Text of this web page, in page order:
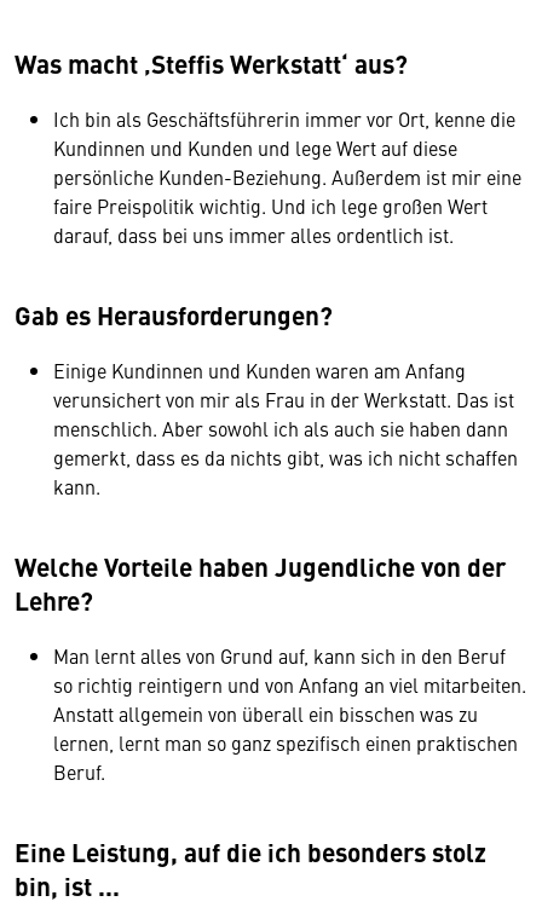
Was macht ‚Steffis Werkstatt‘ aus?
Ich bin als Geschäftsführerin immer vor Ort, kenne die
Kundinnen und Kunden und lege Wert auf diese
persönliche Kunden-Beziehung. Außerdem ist mir eine
faire Preispolitik wichtig. Und ich lege großen Wert
darauf, dass bei uns immer alles ordentlich ist.
Gab es Herausforderungen?
Einige Kundinnen und Kunden waren am Anfang
verunsichert von mir als Frau in der Werkstatt. Das ist
menschlich. Aber sowohl ich als auch sie haben dann
gemerkt, dass es da nichts gibt, was ich nicht schaffen
kann.
Welche Vorteile haben Jugendliche von der
Lehre?
Man lernt alles von Grund auf, kann sich in den Beruf
so richtig reintigern und von Anfang an viel mitarbeiten.
Anstatt allgemein von überall ein bisschen was zu
lernen, lernt man so ganz spezifisch einen praktischen
Beruf.
Eine Leistung, auf die ich besonders stolz
bin, ist ...